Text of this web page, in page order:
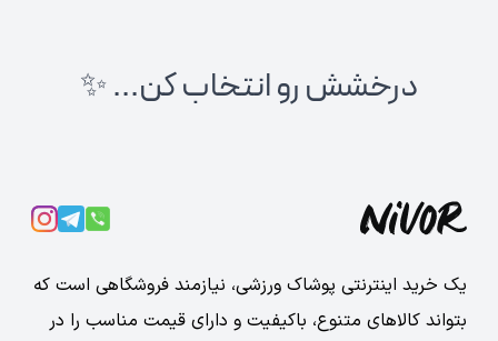
درخشش رو انتخاب کن... ✨
یک خرید اینترنتی پوشاک ورزشی، نیازمند فروشگاهی است که
بتواند کالاهای متنوع، باکیفیت و دارای قیمت مناسب را در